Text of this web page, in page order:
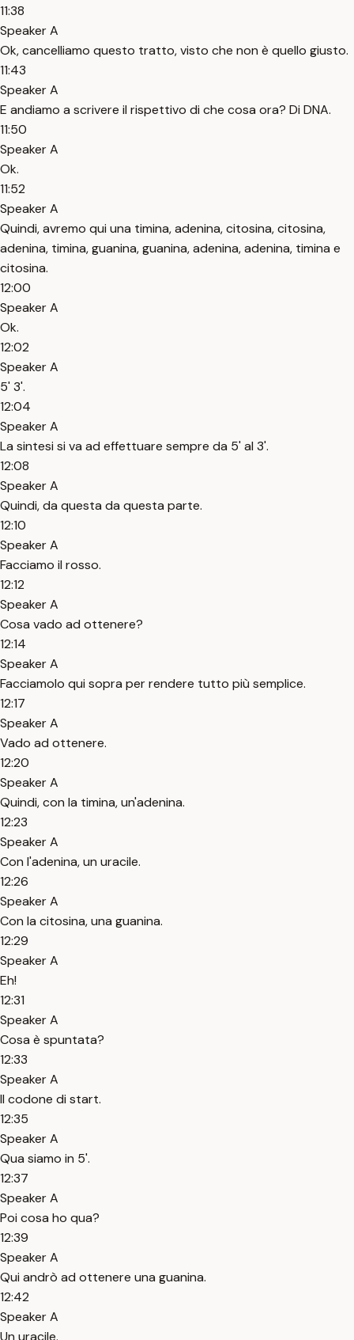
11:38
Speaker A
Ok, cancelliamo questo tratto, visto che non è quello giusto.
11:43
Speaker A
E andiamo a scrivere il rispettivo di che cosa ora? Di DNA.
11:50
Speaker A
Ok.
11:52
Speaker A
Quindi, avremo qui una timina, adenina, citosina, citosina,
adenina, timina, guanina, guanina, adenina, adenina, timina e
citosina.
12:00
Speaker A
Ok.
12:02
Speaker A
5' 3'.
12:04
Speaker A
La sintesi si va ad effettuare sempre da 5' al 3'.
12:08
Speaker A
Quindi, da questa da questa parte.
12:10
Speaker A
Facciamo il rosso.
12:12
Speaker A
Cosa vado ad ottenere?
12:14
Speaker A
Facciamolo qui sopra per rendere tutto più semplice.
12:17
Speaker A
Vado ad ottenere.
12:20
Speaker A
Quindi, con la timina, un'adenina.
12:23
Speaker A
Con l'adenina, un uracile.
12:26
Speaker A
Con la citosina, una guanina.
12:29
Speaker A
Eh!
12:31
Speaker A
Cosa è spuntata?
12:33
Speaker A
Il codone di start.
12:35
Speaker A
Qua siamo in 5'.
12:37
Speaker A
Poi cosa ho qua?
12:39
Speaker A
Qui andrò ad ottenere una guanina.
12:42
Speaker A
Un uracile.